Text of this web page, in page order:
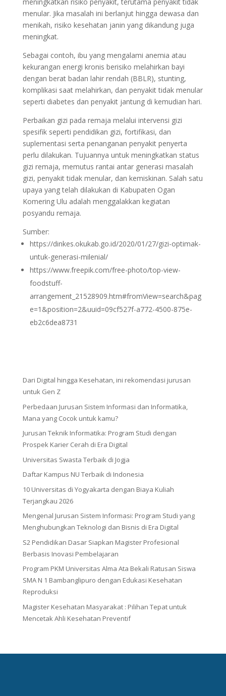
menular. Jika masalah ini berlanjut hingga dewasa dan
menikah, risiko kesehatan janin yang dikandung juga
meningkat.
Sebagai contoh, ibu yang mengalami anemia atau
kekurangan energi kronis berisiko melahirkan bayi
dengan berat badan lahir rendah (BBLR), stunting,
komplikasi saat melahirkan, dan penyakit tidak menular
seperti diabetes dan penyakit jantung di kemudian hari.
Perbaikan gizi pada remaja melalui intervensi gizi
spesifik seperti pendidikan gizi, fortifikasi, dan
suplementasi serta penanganan penyakit penyerta
perlu dilakukan. Tujuannya untuk meningkatkan status
gizi remaja, memutus rantai antar generasi masalah
gizi, penyakit tidak menular, dan kemiskinan. Salah satu
upaya yang telah dilakukan di Kabupaten Ogan
Komering Ulu adalah menggalakkan kegiatan
posyandu remaja.
Sumber:
https://dinkes.okukab.go.id/2020/01/27/gizi-optimak-
untuk-generasi-milenial/
https://www.freepik.com/free-photo/top-view-
foodstuff-
arrangement_21528909.htm#fromView=search&pag
e=1&position=2&uuid=09cf527f-a772-4500-875e-
eb2c6dea8731
Dari Digital hingga Kesehatan, ini rekomendasi jurusan
untuk Gen Z
Perbedaan Jurusan Sistem Informasi dan Informatika,
Mana yang Cocok untuk kamu?
Jurusan Teknik Informatika: Program Studi dengan
Prospek Karier Cerah di Era Digital
Universitas Swasta Terbaik di Jogja
Daftar Kampus NU Terbaik di Indonesia
10 Universitas di Yogyakarta dengan Biaya Kuliah
Terjangkau 2026
Mengenal Jurusan Sistem Informasi: Program Studi yang
Menghubungkan Teknologi dan Bisnis di Era Digital
S2 Pendidikan Dasar Siapkan Magister Profesional
Berbasis Inovasi Pembelajaran
Program PKM Universitas Alma Ata Bekali Ratusan Siswa
SMA N 1 Bambanglipuro dengan Edukasi Kesehatan
Reproduksi
Magister Kesehatan Masyarakat : Pilihan Tepat untuk
Mencetak Ahli Kesehatan Preventif